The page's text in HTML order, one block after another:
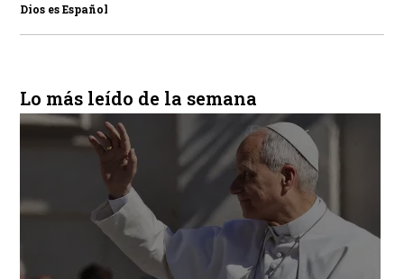
Dios es Español
Lo más leído de la semana